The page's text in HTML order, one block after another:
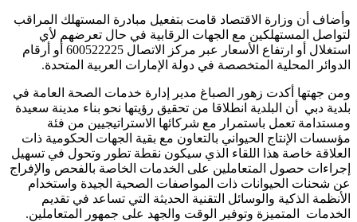
وأضاف أن وزارة الاقتصاد قامت بتفعيل مبادرة المستهلك المراقب
لتواصل المستهلكين مع الجهات الرقابية في حال تعرضهم لأي
استغلال أو ارتفاع الأسعار عبر مركز الاتصال 600522225 أو أرقام
الدوائر المحلية المتخصصة في دولة الإمارات العربية المتحدة.
ومن جهتها أكدت زهور الصباغ مدير إدارة خدمات الصحة العامة في
بلدية دبي أن البلدية انطلاقا من تحقيق رؤيتها نحو بناء مدينة سعيدة
ومستدامة تعمل باستمرار مع شركائها الاستراتيجيين من فئة
مؤسسات الإنتاج الحيواني بالتعاون مع بقية الجهات الحكومية ذات
العلاقة خاصة هذا اللقاء الذي سيكون نقطة تطور وتحول في تسهيل
إجراءات حصول المتعاملين على الخدمات الخاصة بالفحص والإفراج
عن شحنات الحيوانات ذات المواصفات الصحية الجيدة واستخدام
الأنظمة الذكية والوسائل التقنية الحديثة التي تساعد في تقديم
الخدمات المتميزة وتوفير الوقت والجهد على جمهور المتعاملين.